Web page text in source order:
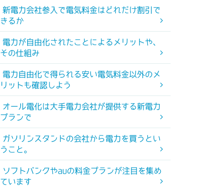
新電力会社参入で電気料金はどれだけ割引で
きるか
電力が自由化されたことによるメリットや、
その仕組み
電力自由化で得られる安い電気料金以外のメ
リットも確認しよう
オール電化は大手電力会社が提供する新電力
プランで
ガソリンスタンドの会社から電力を買うとい
うこと。
ソフトバンクやauの料金プランが注目を集め
ています